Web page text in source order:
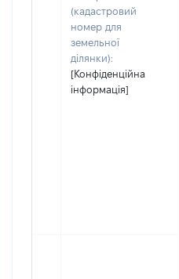
(кадастровий
номер для
земельної
ділянки):
[Конфіденційна
інформація]